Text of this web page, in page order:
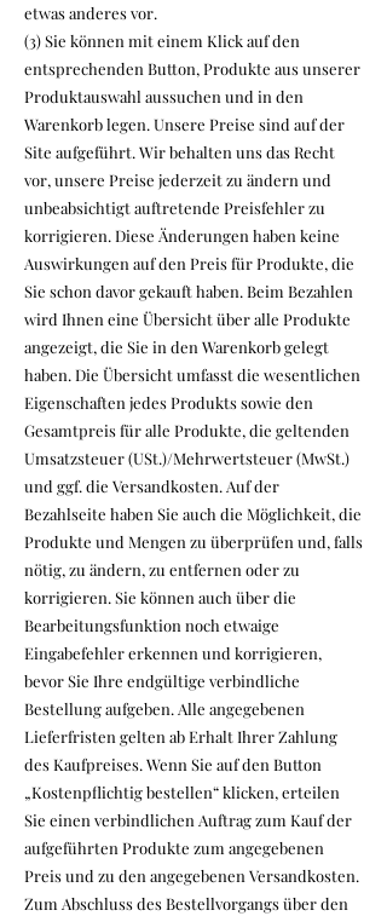
etwas anderes vor.
(3) Sie können mit einem Klick auf den
entsprechenden Button, Produkte aus unserer
Produktauswahl aussuchen und in den
Warenkorb legen. Unsere Preise sind auf der
Site aufgeführt. Wir behalten uns das Recht
vor, unsere Preise jederzeit zu ändern und
unbeabsichtigt auftretende Preisfehler zu
korrigieren. Diese Änderungen haben keine
Auswirkungen auf den Preis für Produkte, die
Sie schon davor gekauft haben. Beim Bezahlen
wird Ihnen eine Übersicht über alle Produkte
angezeigt, die Sie in den Warenkorb gelegt
haben. Die Übersicht umfasst die wesentlichen
Eigenschaften jedes Produkts sowie den
Gesamtpreis für alle Produkte, die geltenden
Umsatzsteuer (USt.)/Mehrwertsteuer (MwSt.)
und ggf. die Versandkosten. Auf der
Bezahlseite haben Sie auch die Möglichkeit, die
Produkte und Mengen zu überprüfen und, falls
nötig, zu ändern, zu entfernen oder zu
korrigieren. Sie können auch über die
Bearbeitungsfunktion noch etwaige
Eingabefehler erkennen und korrigieren,
bevor Sie Ihre endgültige verbindliche
Bestellung aufgeben. Alle angegebenen
Lieferfristen gelten ab Erhalt Ihrer Zahlung
des Kaufpreises. Wenn Sie auf den Button
„Kostenpflichtig bestellen“ klicken, erteilen
Sie einen verbindlichen Auftrag zum Kauf der
aufgeführten Produkte zum angegebenen
Preis und zu den angegebenen Versandkosten.
Zum Abschluss des Bestellvorgangs über den